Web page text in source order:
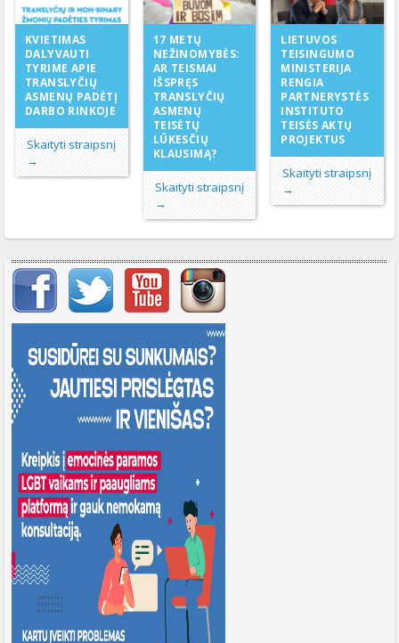
KVIETIMAS
DALYVAUTI
TYRIME APIE
TRANSLYČIŲ
ASMENŲ PADĖTĮ
DARBO RINKOJE
Skaityti straipsnį
→
17 METŲ
NEŽINOMYBĖS:
AR TEISMAI
IŠSPRĘS
TRANSLYČIŲ
ASMENŲ
TEISĖTŲ
LŪKESČIŲ
KLAUSIMĄ?
Skaityti straipsnį
→
LIETUVOS
TEISINGUMO
MINISTERIJA
RENGIA
PARTNERYSTĖS
INSTITUTO
TEISĖS AKTŲ
PROJEKTUS
Skaityti straipsnį
→
Svarbių įrašų meniu